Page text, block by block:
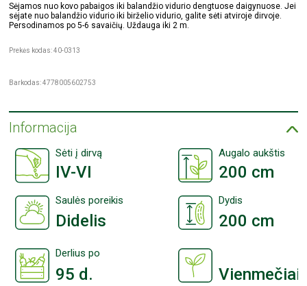
Sėjamos nuo kovo pabaigos iki balandžio vidurio dengtuose daigynuose. Jei
sėjate nuo balandžio vidurio iki birželio vidurio, galite sėti atviroje dirvoje.
Persodinamos po 5-6 savaičių. Uždauga iki 2 m.
Prekės kodas: 40-0313
Barkodas: 4778005602753
Informacija
Sėti į dirvą Augalo aukštis
IV-VI 200 cm
Saulės poreikis Dydis
Didelis 200 cm
Derlius po
95 d. Vienmečiai